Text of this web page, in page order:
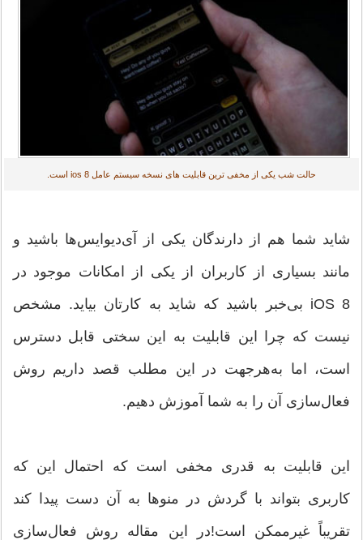
حالت شب یکی از مخفی ترین قابلیت های نسخه سیستم عامل ios 8 است.
شاید شما هم از دارندگان یکی از آی‌دیوایس‌ها باشید و
مانند بسیاری از کاربران از یکی از امکانات موجود در
iOS 8 بی‌خبر باشید که شاید به کارتان بیاید. مشخص
نیست که چرا این قابلیت به این سختی قابل دسترس
است، اما به‌هرجهت در این مطلب قصد داریم روش
فعال‌سازی آن را به شما آموزش دهیم.
این قابلیت به قدری مخفی است که احتمال این که
کاربری بتواند با گردش در منوها به آن دست پیدا کند
تقریباً غیرممکن است!در این مقاله روش فعال‌سازی